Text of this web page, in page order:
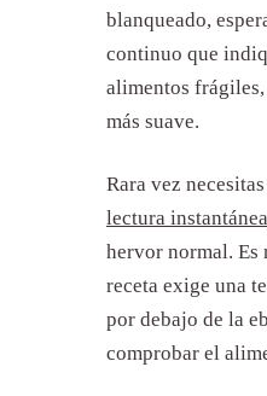
blanqueado,
continuo que
alimentos
más suave.
Rara vez
lectura instantánea
hervor normal. Es
receta exige una
por debajo de la
comprobar el